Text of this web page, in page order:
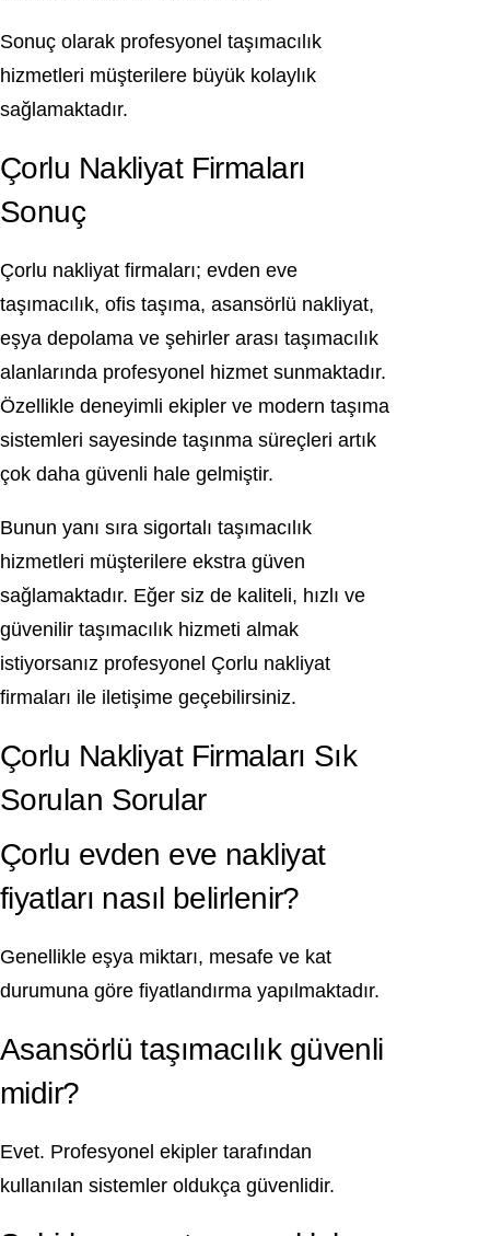
Sonuç olarak profesyonel taşımacılık
hizmetleri müşterilere büyük kolaylık
sağlamaktadır.
Çorlu Nakliyat Firmaları
Sonuç
Çorlu nakliyat firmaları; evden eve
taşımacılık, ofis taşıma, asansörlü nakliyat,
eşya depolama ve şehirler arası taşımacılık
alanlarında profesyonel hizmet sunmaktadır.
Özellikle deneyimli ekipler ve modern taşıma
sistemleri sayesinde taşınma süreçleri artık
çok daha güvenli hale gelmiştir.
Bunun yanı sıra sigortalı taşımacılık
hizmetleri müşterilere ekstra güven
sağlamaktadır. Eğer siz de kaliteli, hızlı ve
güvenilir taşımacılık hizmeti almak
istiyorsanız profesyonel Çorlu nakliyat
firmaları ile iletişime geçebilirsiniz.
Çorlu Nakliyat Firmaları Sık
Sorulan Sorular
Çorlu evden eve nakliyat
fiyatları nasıl belirlenir?
Genellikle eşya miktarı, mesafe ve kat
durumuna göre fiyatlandırma yapılmaktadır.
Asansörlü taşımacılık güvenli
midir?
Evet. Profesyonel ekipler tarafından
kullanılan sistemler oldukça güvenlidir.